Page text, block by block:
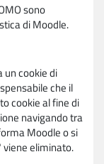
sono
di Moodle.
cookie di
che il
cookie al fine di
navigando tra
Moodle o si
viene eliminato.